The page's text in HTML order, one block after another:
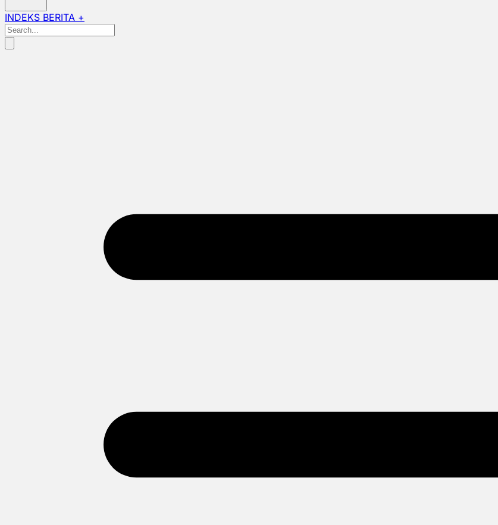
INDEKS BERITA +